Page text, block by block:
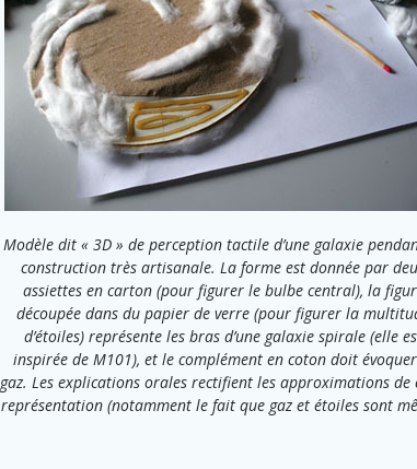
Modèle dit « 3D » de perception tactile d’une galaxie
construction très artisanale. La forme est donnée par
assiettes en carton (pour figurer le bulbe central), la
découpée dans du papier de verre (pour figurer la
d’étoiles) représente les bras d’une galaxie spirale (elle
inspirée de M101), et le complément en coton doit
gaz. Les explications orales rectifient les approximations de
représentation (notamment le fait que gaz et étoiles sont